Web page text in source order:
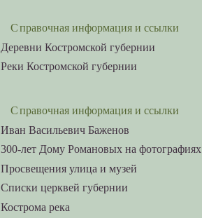
Справочная информация и ссылки
Деревни Костромской губернии
×Реки Костромской губернии
Справочная информация и ссылки
×Иван Васильевич Баженов
×300-лет Дому Романовых на фотографиях
×Просвещения улица и музей
×Списки церквей губернии
×Кострома река